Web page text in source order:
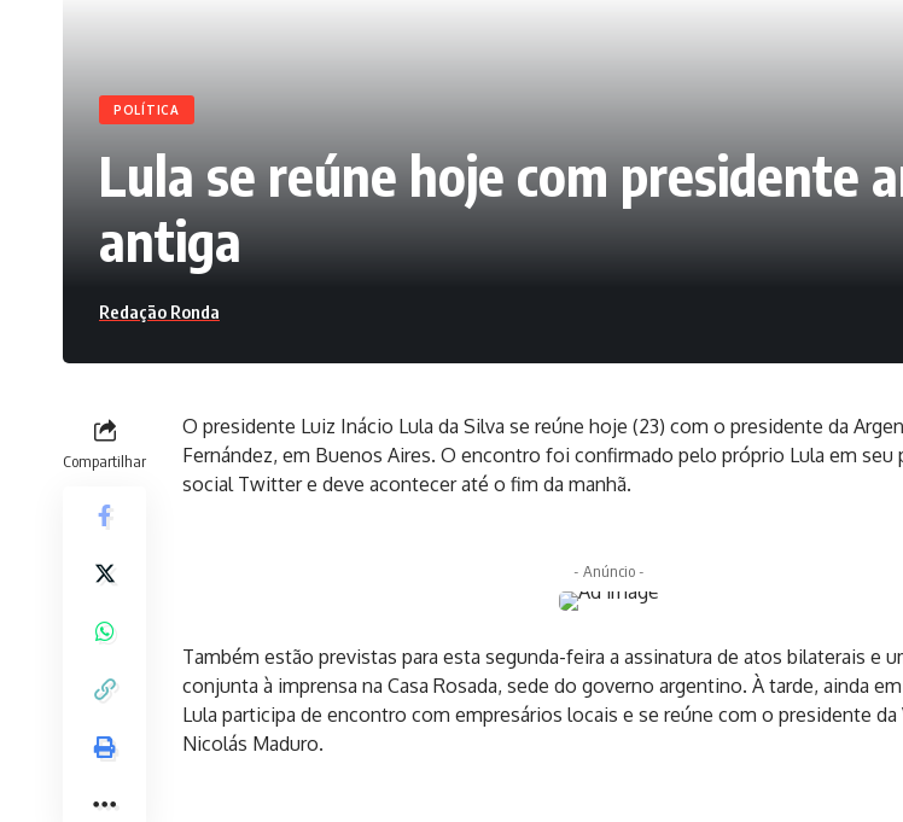
POLÍTICA
Lula se reúne hoje com presidente
antiga
Redação Ronda
Compartilhar
O presidente Luiz Inácio Lula da Silva se reúne hoje (23) com o presidente da
Fernández, em Buenos Aires. O encontro foi confirmado pelo próprio Lula em seu
social Twitter e deve acontecer até o fim da manhã.
- Anúncio -
Também estão previstas para esta segunda-feira a assinatura de atos bilaterais e
conjunta à imprensa na Casa Rosada, sede do governo argentino. À tarde, ainda
Lula participa de encontro com empresários locais e se reúne com o presidente da
Nicolás Maduro.